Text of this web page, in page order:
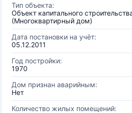
Тип объекта:
Объект капитального
(Многоквартирный дом)
Дата постановки на учёт:
05.12.2011
Год постройки:
1970
Дом признан аварийным:
Нет
Количество жилых помещений: